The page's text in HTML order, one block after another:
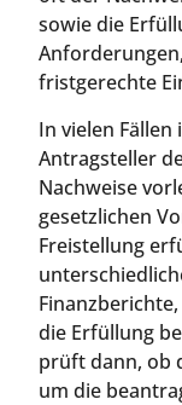
sowie die
fristgerechte
In vielen
Antragsteller
Nachweise
gesetzlichen
Freistellung
die Erfüllung
prüft dann, ob
um die